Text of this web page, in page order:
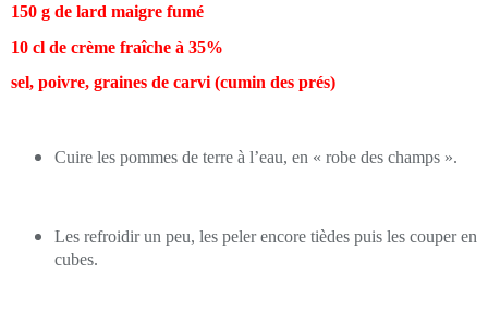
150 g de lard maigre fumé
10 cl de crème fraîche à 35%
sel, poivre, graines de carvi (cumin des prés)
Cuire les pommes de terre à l’eau, en « robe des champs ».
Les refroidir un peu, les peler encore tièdes puis les couper en
cubes.